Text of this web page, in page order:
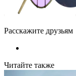
Расскажите друзьям
Читайте также